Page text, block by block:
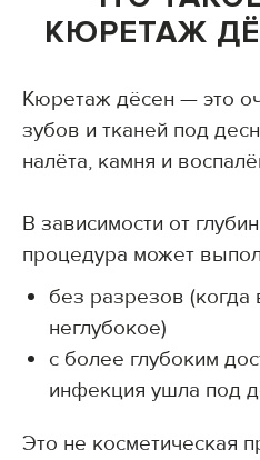
КЮРЕТАЖ
Кюретаж дёсен — это
зубов и тканей под
налёта, камня и
В зависимости от
процедура может
без разрезов (когда
неглубокое)
с более глубоким
инфекция ушла под
Это не косметическая